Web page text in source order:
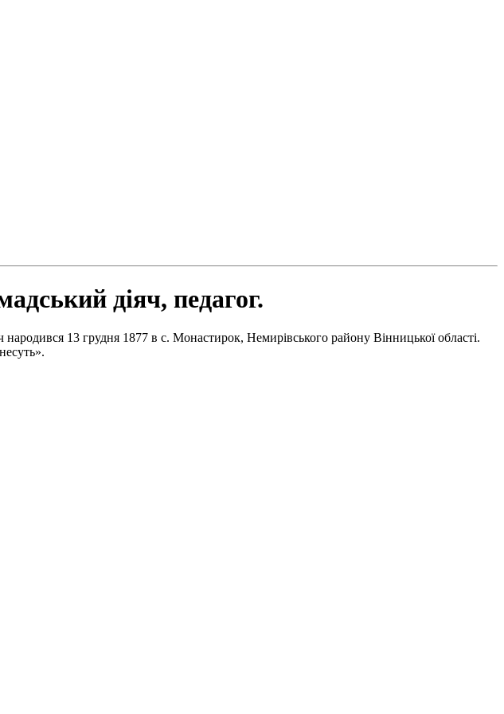
діяч, педагог.
13 грудня 1877 в с. Монастирок, Немирівського району Вінницької області.